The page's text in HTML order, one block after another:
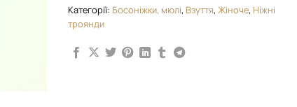
Категорії: Босоніжки, мюлі, Взуття, Жіноче, Ніжні
троянди